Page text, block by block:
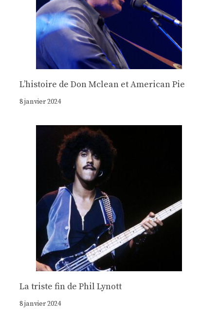
Lʼhistoire de Don Mclean et American Pie
8 janvier 2024
La triste fin de Phil Lynott
8 janvier 2024